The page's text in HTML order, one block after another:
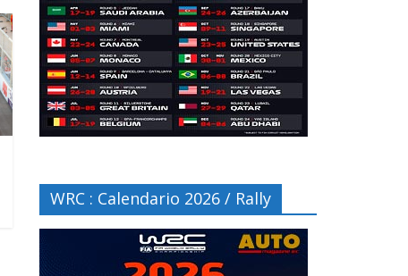
WRC : Calendario 2026 / Rally